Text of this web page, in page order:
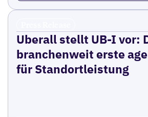
Uberall stellt UB-I vor:
branchenweit erste
für Standortleistung